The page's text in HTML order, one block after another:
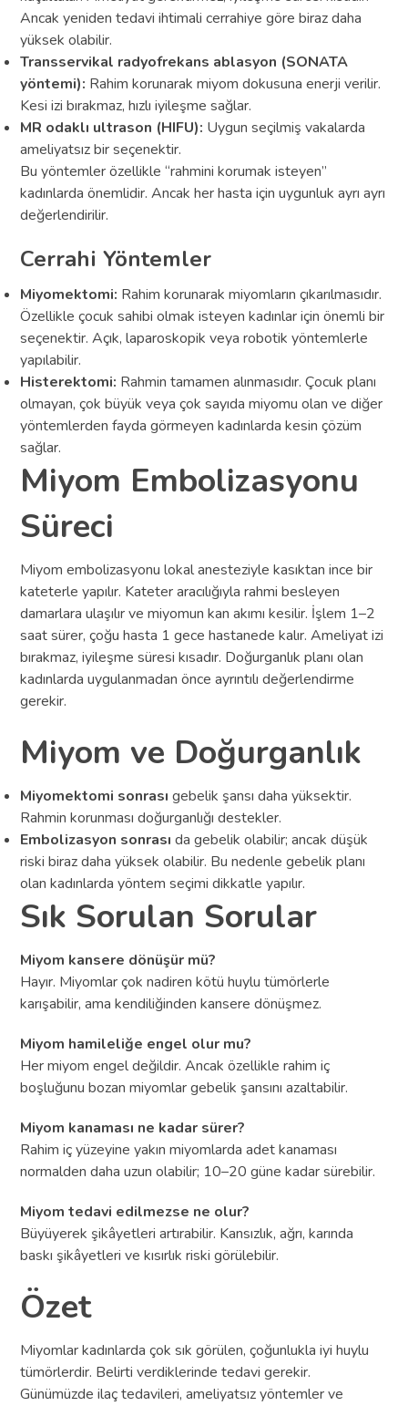
Ancak yeniden tedavi ihtimali cerrahiye göre biraz daha
yüksek olabilir.
Transservikal radyofrekans ablasyon (SONATA
yöntemi): Rahim korunarak miyom dokusuna enerji verilir.
Kesi izi bırakmaz, hızlı iyileşme sağlar.
MR odaklı ultrason (HIFU): Uygun seçilmiş vakalarda
ameliyatsız bir seçenektir.
Bu yöntemler özellikle “rahmini korumak isteyen”
kadınlarda önemlidir. Ancak her hasta için uygunluk ayrı ayrı
değerlendirilir.
Cerrahi Yöntemler
Miyomektomi: Rahim korunarak miyomların çıkarılmasıdır.
Özellikle çocuk sahibi olmak isteyen kadınlar için önemli bir
seçenektir. Açık, laparoskopik veya robotik yöntemlerle
yapılabilir.
Histerektomi: Rahmin tamamen alınmasıdır. Çocuk planı
olmayan, çok büyük veya çok sayıda miyomu olan ve diğer
yöntemlerden fayda görmeyen kadınlarda kesin çözüm
sağlar.
Miyom Embolizasyonu
Süreci
Miyom embolizasyonu lokal anesteziyle kasıktan ince bir
kateterle yapılır. Kateter aracılığıyla rahmi besleyen
damarlara ulaşılır ve miyomun kan akımı kesilir. İşlem 1–2
saat sürer, çoğu hasta 1 gece hastanede kalır. Ameliyat izi
bırakmaz, iyileşme süresi kısadır. Doğurganlık planı olan
kadınlarda uygulanmadan önce ayrıntılı değerlendirme
gerekir.
Miyom ve Doğurganlık
Miyomektomi sonrası gebelik şansı daha yüksektir.
Rahmin korunması doğurganlığı destekler.
Embolizasyon sonrası da gebelik olabilir; ancak düşük
riski biraz daha yüksek olabilir. Bu nedenle gebelik planı
olan kadınlarda yöntem seçimi dikkatle yapılır.
Sık Sorulan Sorular
Miyom kansere dönüşür mü?
Hayır. Miyomlar çok nadiren kötü huylu tümörlerle
karışabilir, ama kendiliğinden kansere dönüşmez.
Miyom hamileliğe engel olur mu?
Her miyom engel değildir. Ancak özellikle rahim iç
boşluğunu bozan miyomlar gebelik şansını azaltabilir.
Miyom kanaması ne kadar sürer?
Rahim iç yüzeyine yakın miyomlarda adet kanaması
normalden daha uzun olabilir; 10–20 güne kadar sürebilir.
Miyom tedavi edilmezse ne olur?
Büyüyerek şikâyetleri artırabilir. Kansızlık, ağrı, karında
baskı şikâyetleri ve kısırlık riski görülebilir.
Özet
Miyomlar kadınlarda çok sık görülen, çoğunlukla iyi huylu
tümörlerdir. Belirti verdiklerinde tedavi gerekir.
Günümüzde ilaç tedavileri, ameliyatsız yöntemler ve